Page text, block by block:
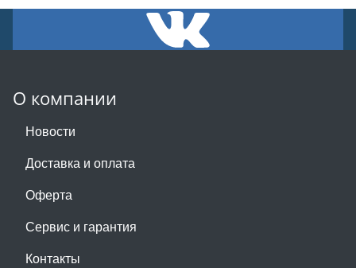
О компании
Новости
Доставка и оплата
Оферта
Сервис и гарантия
Контакты